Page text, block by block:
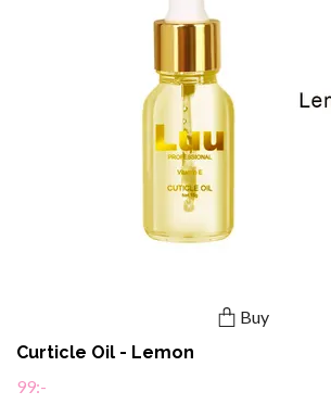
Buy
Curticle Oil - Lemon
99:-